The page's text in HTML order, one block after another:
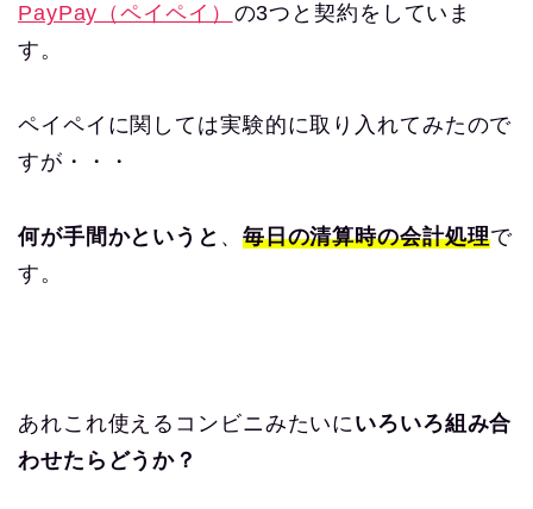
PayPay（ペイペイ） の3つと契約をしていま
す。
ペイペイに関しては実験的に取り入れてみたので
すが・・・
何が手間かというと 、 毎日の清算時の会計処理で
す。
あれこれ使えるコンビニみたいにいろいろ組み合
わせたらどうか？